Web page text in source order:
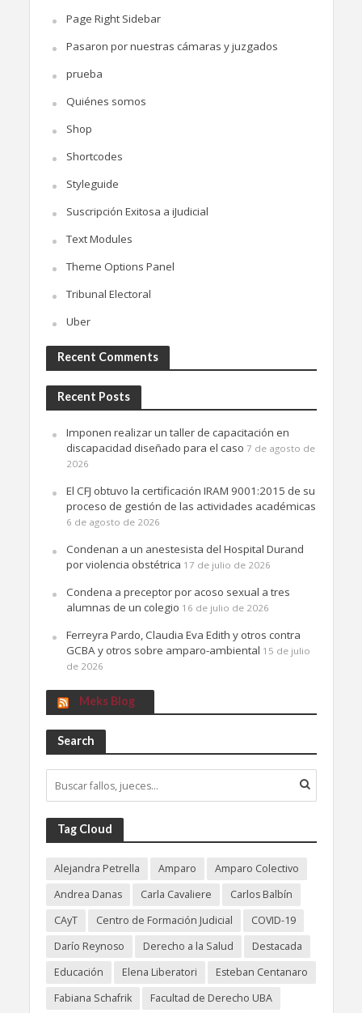
Page Right Sidebar
Pasaron por nuestras cámaras y juzgados
prueba
Quiénes somos
Shop
Shortcodes
Styleguide
Suscripción Exitosa a iJudicial
Text Modules
Theme Options Panel
Tribunal Electoral
Uber
Recent Comments
Recent Posts
Imponen realizar un taller de capacitación en
discapacidad diseñado para el caso 7 de agosto de
2026
El CFJ obtuvo la certificación IRAM 9001:2015 de su
proceso de gestión de las actividades académicas
6 de agosto de 2026
Condenan a un anestesista del Hospital Durand
por violencia obstétrica 17 de julio de 2026
Condena a preceptor por acoso sexual a tres
alumnas de un colegio 16 de julio de 2026
Ferreyra Pardo, Claudia Eva Edith y otros contra
GCBA y otros sobre amparo-ambiental 15 de julio
de 2026
Meks Blog
Search
Tag Cloud
Alejandra Petrella Amparo
Amparo Colectivo
Andrea Danas
Carla Cavaliere
Carlos Balbín
CAyT
Centro de Formación Judicial
COVID-19
Darío Reynoso
Derecho a la Salud
Destacada
Educación
Elena Liberatori
Esteban Centanaro
Fabiana Schafrik
Facultad de Derecho UBA